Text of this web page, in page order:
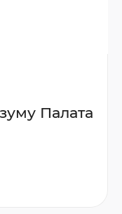
Палата